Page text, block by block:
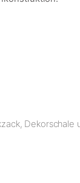
Dekorschale